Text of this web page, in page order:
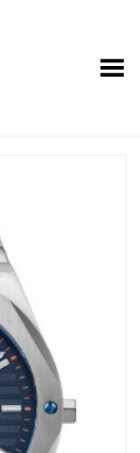
Toggle Menu